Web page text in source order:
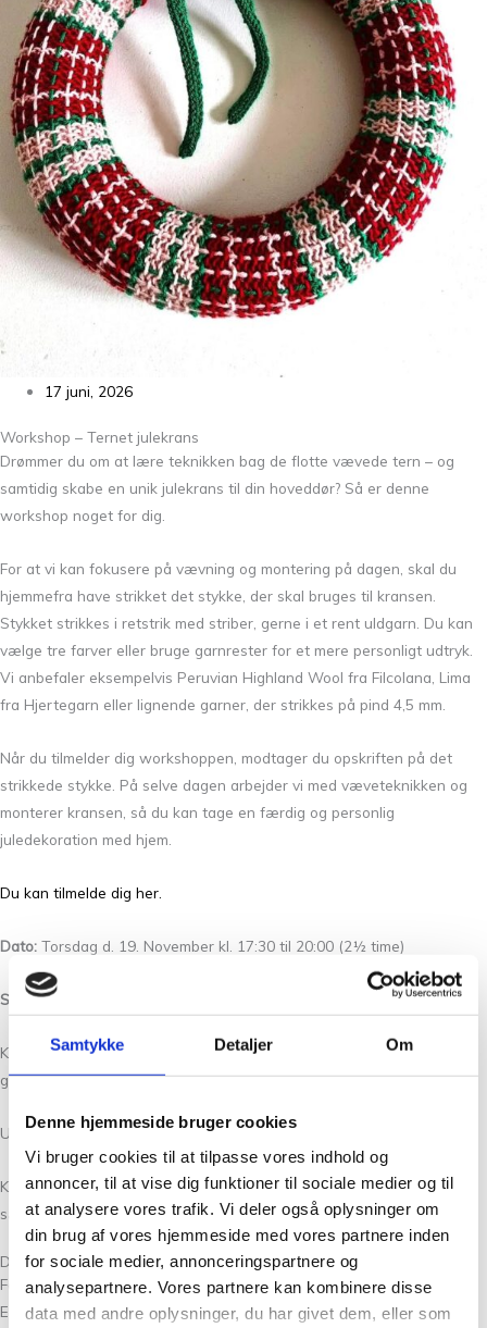
Samtykke Detaljer Om
Denne hjemmeside bruger cookies
Vi bruger cookies til at tilpasse vores indhold og
annoncer, til at vise dig funktioner til sociale medier og til
at analysere vores trafik. Vi deler også oplysninger om
din brug af vores hjemmeside med vores partnere inden
for sociale medier, annonceringspartnere og
analysepartnere. Vores partnere kan kombinere disse
data med andre oplysninger, du har givet dem, eller som
17 juni, 2026
Workshop – Ternet julekrans
Drømmer du om at lære teknikken bag de flotte vævede tern – og
samtidig skabe en unik julekrans til din hoveddør? Så er denne
workshop noget for dig.
For at vi kan fokusere på vævning og montering på dagen, skal du
hjemmefra have strikket det stykke, der skal bruges til kransen.
Stykket strikkes i retstrik med striber, gerne i et rent uldgarn. Du kan
vælge tre farver eller bruge garnrester for et mere personligt udtryk.
Vi anbefaler eksempelvis Peruvian Highland Wool fra Filcolana, Lima
fra Hjertegarn eller lignende garner, der strikkes på pind 4,5 mm.
Når du tilmelder dig workshoppen, modtager du opskriften på det
strikkede stykke. På selve dagen arbejder vi med væveteknikken og
monterer kransen, så du kan tage en færdig og personlig
juledekoration med hjem.
Du kan tilmelde dig her.
Dato: Torsdag d. 19. November kl. 17:30 til 20:00 (2½ time)
Sted:Tante Grøn Cph, Christian Winthersvej 2, 2000 Frederiksberg
Kursisterne medbringer: Det lange retstrikkede stykke og resten af
garnet, en stoppenål (stor nål uden spids) og en saks.
Underviser medbringer: Flamingokranse
Køb af billet er bindende. Bliver du forhindret i at deltage, kan du evt.
sælge din billet videre, blot du give mig besked herom på stihj@sol.dk
Del:
Facebook
Email